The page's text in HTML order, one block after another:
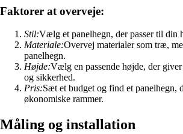
Faktorer at overveje:
Stil:Vælg et panelhegn, der passer til din
Materiale:Overvej materialer som træ,
panelhegn.
Højde:Vælg en passende højde, der
og sikkerhed.
Pris:Sæt et budget og find et panelhegn,
økonomiske rammer.
Måling og installation